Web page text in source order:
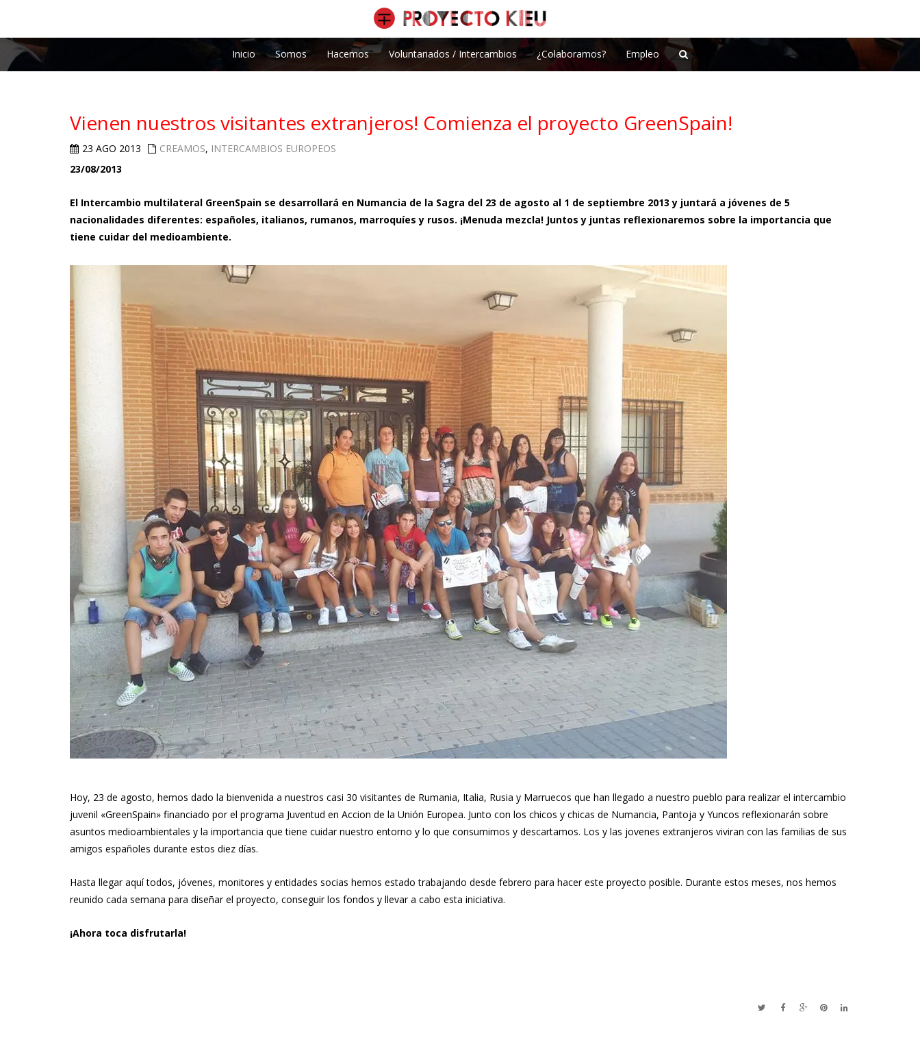
Inicio Somos Hacemos Voluntariados / Intercambios ¿Colaboramos? Empleo
Vienen nuestros visitantes extranjeros! Comienza el proyecto GreenSpain!
23 AGO 2013 CREAMOS, INTERCAMBIOS EUROPEOS
23/08/2013
El Intercambio multilateral GreenSpain se desarrollará en Numancia de la Sagra del 23 de agosto al 1 de septiembre 2013 y juntará a jóvenes de 5
nacionalidades diferentes: españoles, italianos, rumanos, marroquíes y rusos. ¡Menuda mezcla! Juntos y juntas reflexionaremos sobre la importancia que
tiene cuidar del medioambiente.
Hoy, 23 de agosto, hemos dado la bienvenida a nuestros casi 30 visitantes de Rumania, Italia, Rusia y Marruecos que han llegado a nuestro pueblo para realizar el intercambio
juvenil «GreenSpain» financiado por el programa Juventud en Accion de la Unión Europea. Junto con los chicos y chicas de Numancia, Pantoja y Yuncos reflexionarán sobre
asuntos medioambientales y la importancia que tiene cuidar nuestro entorno y lo que consumimos y descartamos. Los y las jovenes extranjeros viviran con las familias de sus
amigos españoles durante estos diez días.
Hasta llegar aquí todos, jóvenes, monitores y entidades socias hemos estado trabajando desde febrero para hacer este proyecto posible. Durante estos meses, nos hemos
reunido cada semana para diseñar el proyecto, conseguir los fondos y llevar a cabo esta iniciativa.
¡Ahora toca disfrutarla!